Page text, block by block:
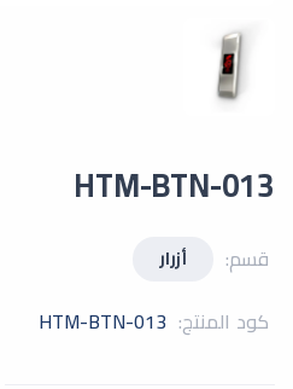
HTM-BTN-013
قسم: أزرار
كود المنتج: HTM-BTN-013